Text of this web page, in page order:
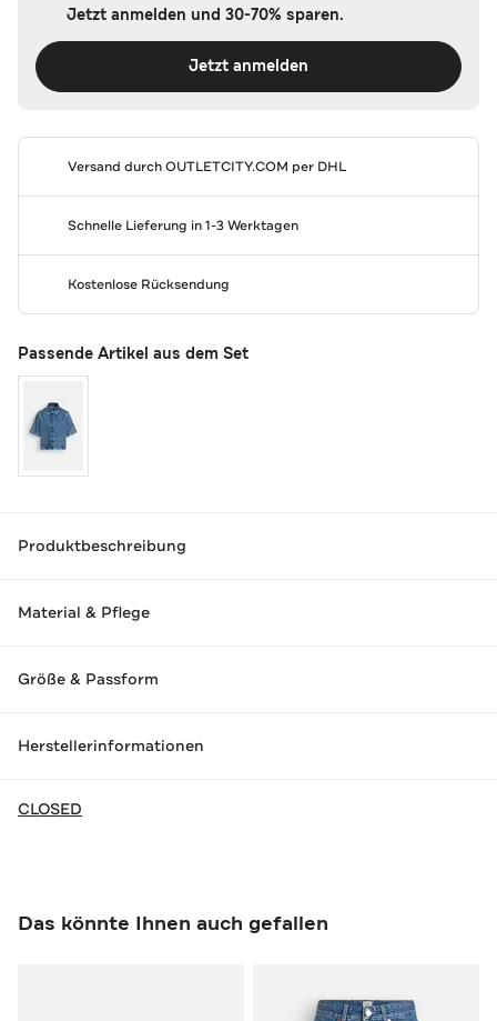
Jetzt anmelden und 30-70% sparen.
Jetzt anmelden
Versand durchOUTLETCITY.COM per DHL
Schnelle Lieferung in 1-3 Werktagen
Kostenlose Rücksendung
Passende Artikel aus dem Set
Produktbeschreibung
Material & Pflege
Größe & Passform
Herstellerinformationen
CLOSED
Das könnte Ihnen auch gefallen